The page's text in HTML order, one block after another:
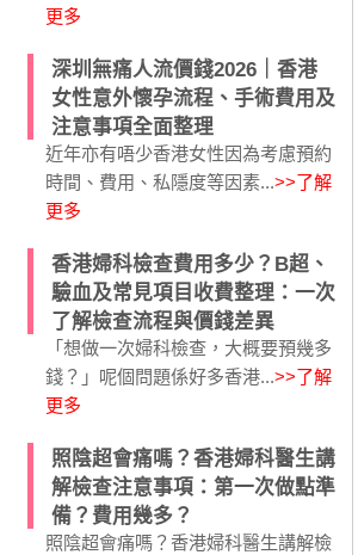
更多
深圳無痛人流價錢2026｜香港
女性意外懷孕流程、手術費用及
注意事項全面整理
近年亦有唔少香港女性因為考慮預約
時間、費用、私隱度等因素...>>了解
更多
香港婦科檢查費用多少？B超、
驗血及常見項目收費整理：一次
了解檢查流程與價錢差異
「想做一次婦科檢查，大概要預幾多
錢？」呢個問題係好多香港...>>了解
更多
照陰超會痛嗎？香港婦科醫生講
解檢查注意事項：第一次做點準
備？費用幾多？
照陰超會痛嗎？香港婦科醫生講解檢